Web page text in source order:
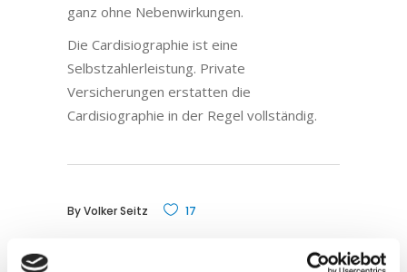
ganz ohne Nebenwirkungen.
Die Cardisiographie ist eine
Selbstzahlerleistung. Private
Versicherungen erstatten die
Cardisiographie in der Regel vollständig.
ByVolker Seitz 17